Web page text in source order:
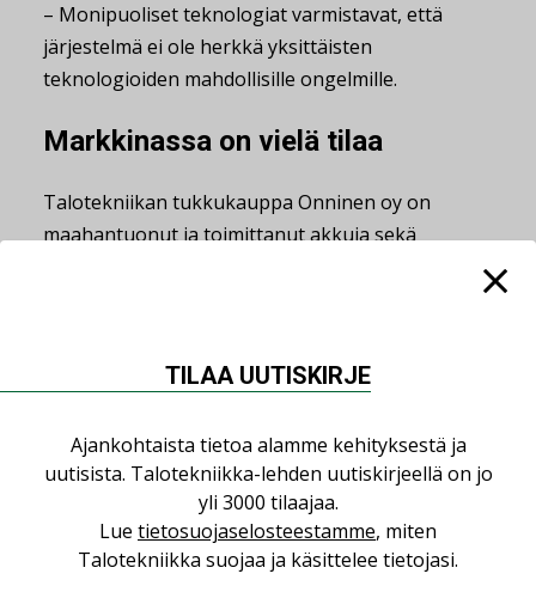
– Monipuoliset teknologiat varmistavat, että
järjestelmä ei ole herkkä yksittäisten
teknologioiden mahdollisille ongelmille.
Markkinassa on vielä tilaa
Talotekniikan tukkukauppa Onninen oy on
maahantuonut ja toimittanut akkuja sekä
olemme tuoneet akkuja maahan jo vuodesta
paikkeilla ja uuden ulottuvuuden kotitalouksille
on nyt tuonut mahdollisuus liittyä
reservimarkkinaan ja ansaita rahaa sen avulla,
kertoo Onnisen uusiutuvan energian tuotteiden
hankinnasta ja liiketoiminnasta vastaava
TILAA UUTISKIRJE
Ajankohtaista tietoa alamme kehityksestä ja
uutisista. Talotekniikka-lehden uutiskirjeellä on jo
yli 3000 tilaajaa.
Lue tietosuojaselosteestamme, miten
Talotekniikka suojaa ja käsittelee tietojasi.